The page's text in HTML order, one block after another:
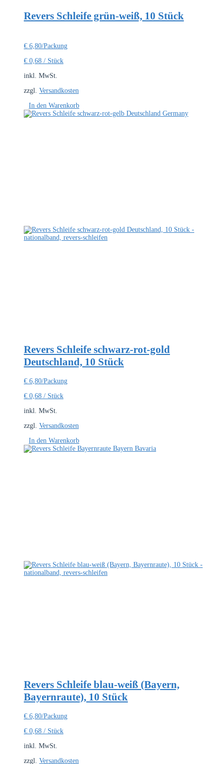
Revers Schleife grün-weiß, 10 Stück
€ 6,80/Packung
€ 0,68 / Stück
inkl. MwSt.
zzgl. Versandkosten
In den Warenkorb
Revers Schleife schwarz-rot-gold
Deutschland, 10 Stück
€ 6,80/Packung
€ 0,68 / Stück
inkl. MwSt.
zzgl. Versandkosten
In den Warenkorb
Revers Schleife blau-weiß (Bayern,
Bayernraute), 10 Stück
€ 6,80/Packung
€ 0,68 / Stück
inkl. MwSt.
zzgl. Versandkosten